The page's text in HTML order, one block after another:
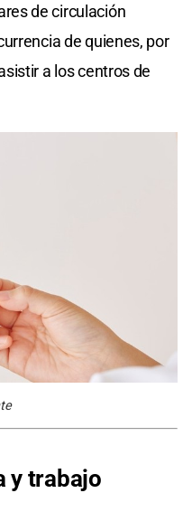
de circulación
de quienes, por
a los centros de
y trabajo